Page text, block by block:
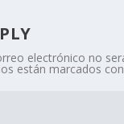
electrónico no
están marcados